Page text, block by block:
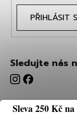
PŘIHLÁSIT
Sledujte nás
Sleva 250 Kč